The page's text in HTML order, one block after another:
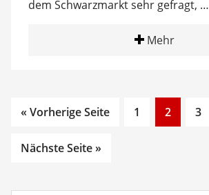
dem Schwarzmarkt sehr gefragt, …
Mehr
« Vorherige Seite
Go
1
Go
to
2
Go
3
Nächste Seite »